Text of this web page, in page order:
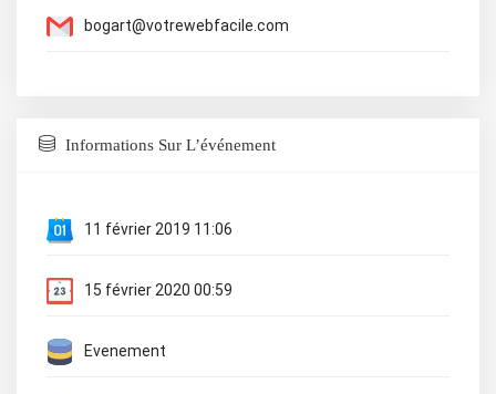
bogart@votrewebfacile.com
Informations Sur L’événement
11 février 2019 11:06
15 février 2020 00:59
Evenement